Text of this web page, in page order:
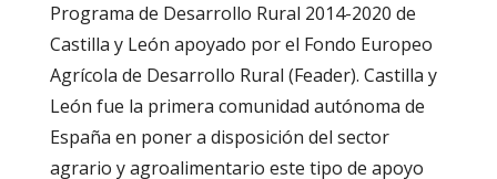
Programa de Desarrollo Rural 2014-2020 de
Castilla y León apoyado por el Fondo Europeo
Agrícola de Desarrollo Rural (Feader). Castilla y
León fue la primera comunidad autónoma de
España en poner a disposición del sector
agrario y agroalimentario este tipo de apoyo